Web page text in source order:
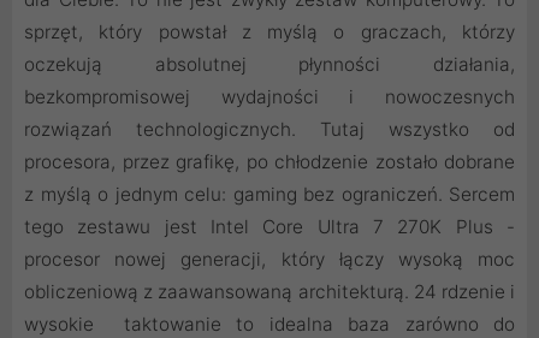
sprzęt, który powstał z myślą o graczach, którzy
oczekują absolutnej płynności działania,
bezkompromisowej wydajności i nowoczesnych
rozwiązań technologicznych. Tutaj wszystko od
procesora, przez grafikę, po chłodzenie zostało dobrane
z myślą o jednym celu: gaming bez ograniczeń. Sercem
tego zestawu jest Intel Core Ultra 7 270K Plus -
procesor nowej generacji, który łączy wysoką moc
obliczeniową z zaawansowaną architekturą. 24 rdzenie i
wysokie taktowanie to idealna baza zarówno do